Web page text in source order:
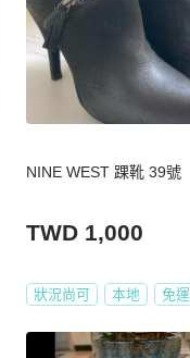
NINE WEST 踝靴 39號
TWD 1,000
狀況尚可 本地 免運